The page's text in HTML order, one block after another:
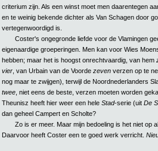
criterium zijn. Als een winst moet men daarentegen
en te weinig bekende dichter als Van Schagen door
vertegenwoordigd is.
Coster's ongegronde liefde voor de Vlamingen
eigenaardige groeperingen. Men kan voor Wies
hebben; maar het is hoogst onrechtvaardig, van hem
vier , van Urbain van de Voorde zeven verzen op te
nog maar te zwijgen), terwijl de Noordnederlanders
twee , niet eens de beste, verzen moeten worden
Theunisz heeft hier weer een hele Stad-serie (uit De
dan geheel Campert en Scholte?
Zo is er meer. Maar mijn bedoeling is het niet op
Daarvoor heeft Coster een te goed werk verricht.